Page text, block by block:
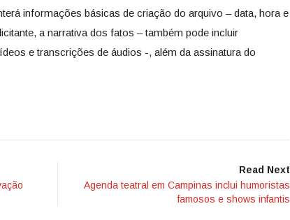
informações básicas de criação do arquivo – data, hora e
a narrativa dos fatos – também pode incluir
e transcrições de áudios -, além da assinatura do
Read Next
Agenda teatral em Campinas inclui humoristas
famosos e shows infantis